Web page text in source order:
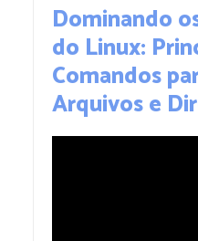
Dominando
do Linux:
Comandos
Arquivos e